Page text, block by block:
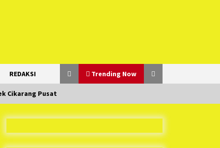
REDAKSI Trending Now
Tak Dapat Fasilitas yang Sesuai,
Para Peserta Retret Aparatur Desa
Cikarang Pusat